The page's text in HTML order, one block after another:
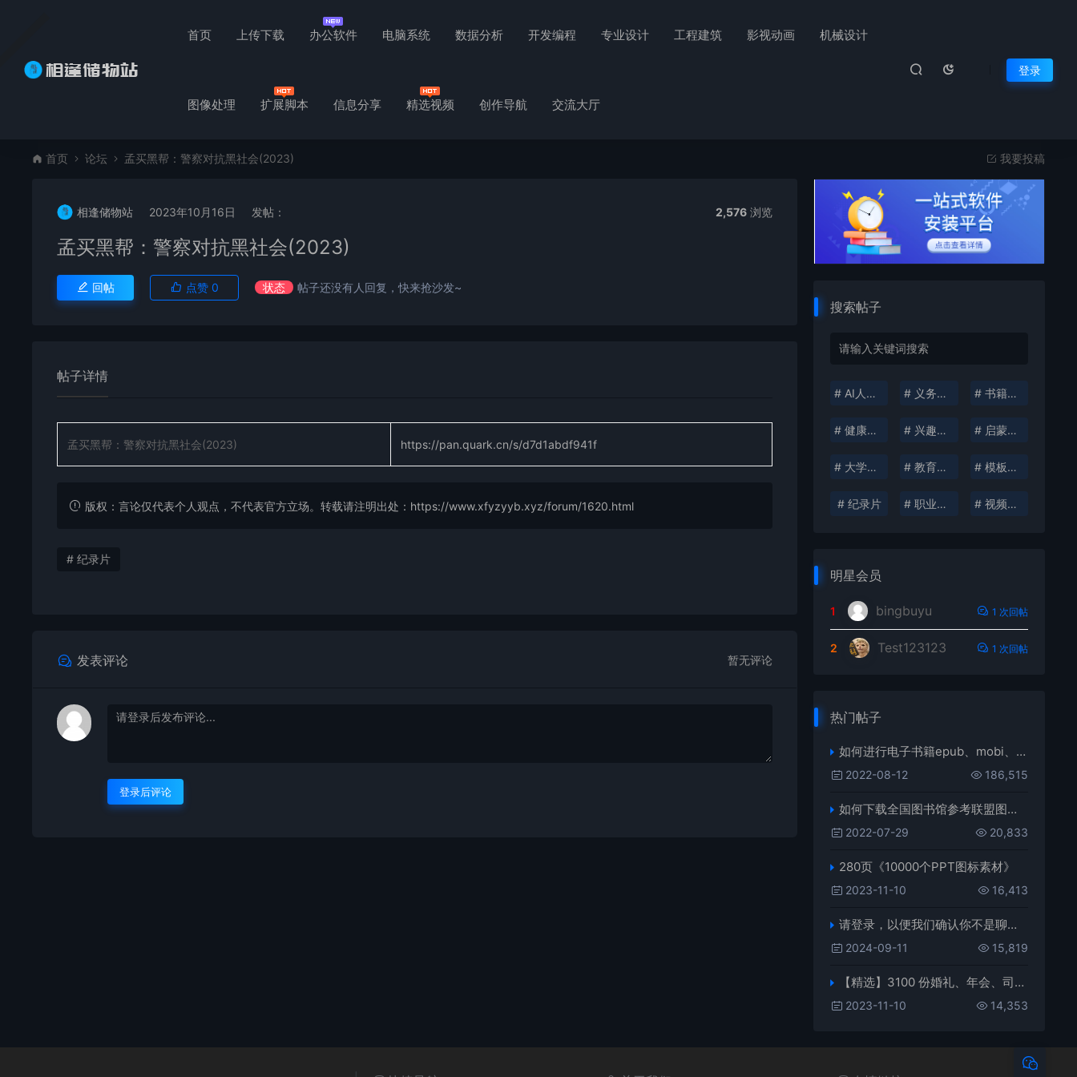
首页 上传下载 办公软件 电脑系统 数据分析 开发编程 专业设计 工程建筑 影视动画 机械设计
图像处理 扩展脚本 信息分享 精选视频 创作导航 交流大厅
登录
首页 论坛 孟买黑帮：警察对抗黑社会(2023) 我要投稿
相逢储物站 2023年10月16日 发帖： 2,576 浏览
孟买黑帮：警察对抗黑社会(2023)
回帖 点赞 0 状态 帖子还没有人回复，快来抢沙发~
帖子详情
孟买黑帮：警察对抗黑社会(2023) https://pan.quark.cn/s/d7d1abdf941f
版权：言论仅代表个人观点，不代表官方立场。转载请注明出处：https://www.xfyzyyb.xyz/forum/1620.html
# 纪录片
发表评论 暂无评论
登录后评论
搜索帖子
# AI人工智能 # 义务教育 # 书籍分享
# 健康生活 # 兴趣培养 # 启蒙教育
# 大学资料 # 教育考试 # 模板插件
# 纪录片 # 职业发展 # 视频创作
明星会员
1 bingbuyu 1 次回帖
2 Test123123 1 次回帖
热门帖子
如何进行电子书籍epub、mobi、azw3格式互转，附海量电子书籍资源
2022-08-12 186,515
如何下载全国图书馆参考联盟图书？
2022-07-29 20,833
280页《10000个PPT图标素材》
2023-11-10 16,413
请登录，以便我们确认你不是聊天机器人
2024-09-11 15,819
【精选】3100 份婚礼、年会、司仪主持人、台词稿、节日生日、晚会、开场、开场白素材
2023-11-10 14,353